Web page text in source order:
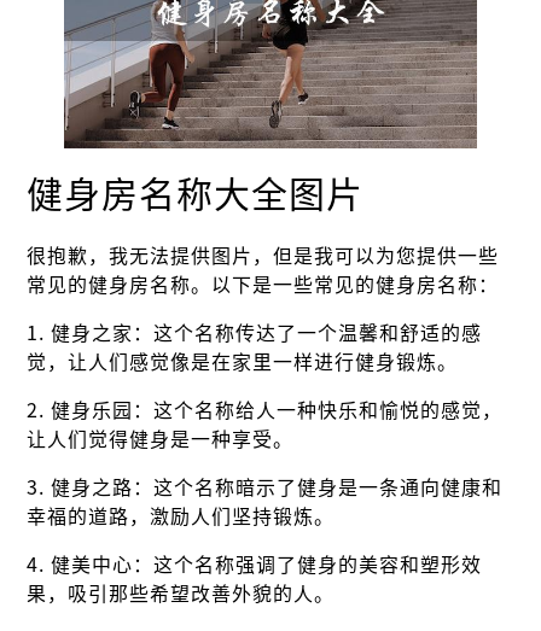
健身房名称大全图片
很抱歉，我无法提供图片，但是我可以为您提供一些
常见的健身房名称。以下是一些常见的健身房名称：
1. 健身之家：这个名称传达了一个温馨和舒适的感
觉，让人们感觉像是在家里一样进行健身锻炼。
2. 健身乐园：这个名称给人一种快乐和愉悦的感觉，
让人们觉得健身是一种享受。
3. 健身之路：这个名称暗示了健身是一条通向健康和
幸福的道路，激励人们坚持锻炼。
4. 健美中心：这个名称强调了健身的美容和塑形效
果，吸引那些希望改善外貌的人。